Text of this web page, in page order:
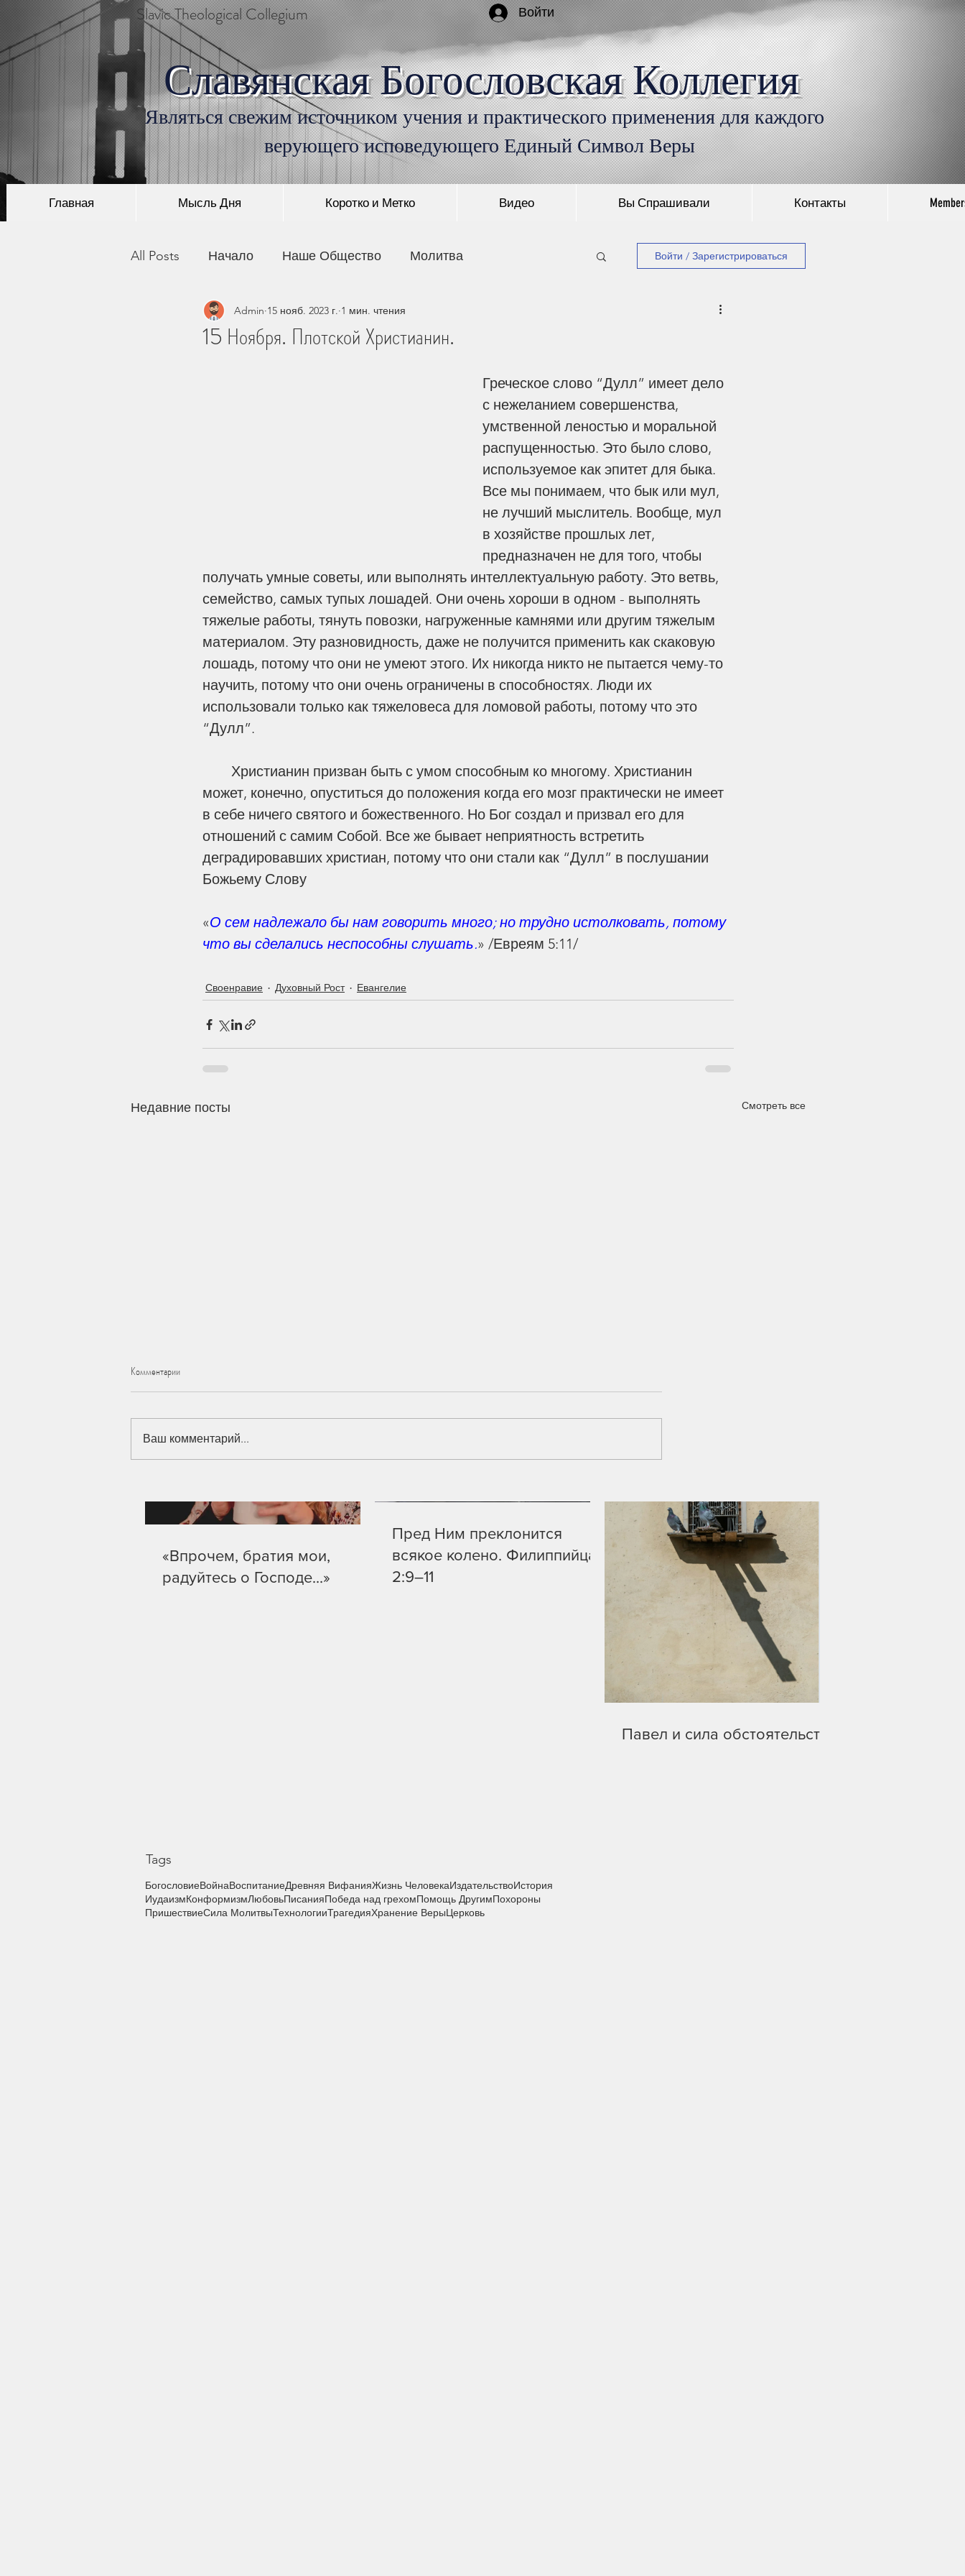
Войти
Slavic Theological Collegium Войти
Славянская Богословская Коллегия
Являться свежим источником учения и практического применения для каждого
верующего исповедующего Единый Символ Веры
Главная Мысль Дня Коротко и Метко Видео Вы Спрашивали Контакты
«Впрочем, братия мои,
радуйтесь о Господе...»
Пред Ним преклонится
всякое колено. Филиппийцам
2:9–11
Павел и сила обстоятельств
Tags
БогословиеВойнаВоспитаниеДревняя ВифанияЖизнь ЧеловекаИздательствоИстория
ИудаизмКонформизмЛюбовьПисанияПобеда над грехомПомощь ДругимПохороны
ПришествиеСила МолитвыТехнологииТрагедияХранение ВерыЦерковь
All Posts Начало Наше Общество Молитва
История Христианства Монашество
Деньги
Библия
Стойкость
Перемены Печать Антихриста Откровение
Контекст Гонения Эпидемия Пророчества
Войти / Зарегистрироваться
15 Ноября. Плотской Христианин.
Admin 15 нояб. 2023 г. 1 мин. чтения
Греческое слово “Дулл” имеет дело
с нежеланием совершенства,
умственной леностью и моральной
распущенностью. Это было слово,
используемое как эпитет для быка.
Все мы понимаем, что бык или мул,
не лучший мыслитель. Вообще, мул
в хозяйстве прошлых лет,
предназначен не для того, чтобы
получать умные советы, или выполнять интеллектуальную работу. Это ветвь,
семейство, самых тупых лошадей. Они очень хороши в одном - выполнять
тяжелые работы, тянуть повозки, нагруженные камнями или другим тяжелым
материалом. Эту разновидность, даже не получится применить как скаковую
лошадь, потому что они не умеют этого. Их никогда никто не пытается чему-то
научить, потому что они очень ограничены в способностях. Люди их
использовали только как тяжеловеса для ломовой работы, потому что это
“Дулл”.
может, конечно, опуститься до положения когда его мозг практически не имеет
в себе ничего святого и божественного. Но Бог создал и призвал его для
отношений с самим Собой. Все же бывает неприятность встретить
деградировавших христиан, потому что они стали как “Дулл” в послушании
Божьему Слову
«О сем надлежало бы нам говорить много; но трудно истолковать, потому
что вы сделались неспособны слушать.» /Евреям 5:11/
Своенравие Духовный Рост Евангелие
Недавние посты Смотреть все
Господе...»
Христос работает с сердцами
Тайна благовествования и дерзновение в
служении
Комментарии
Ваш комментарий...